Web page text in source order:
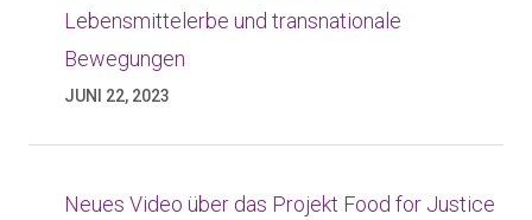
Lebensmittelerbe und transnationale
Bewegungen
JUNI 22, 2023
Neues Video über das Projekt Food for Justice